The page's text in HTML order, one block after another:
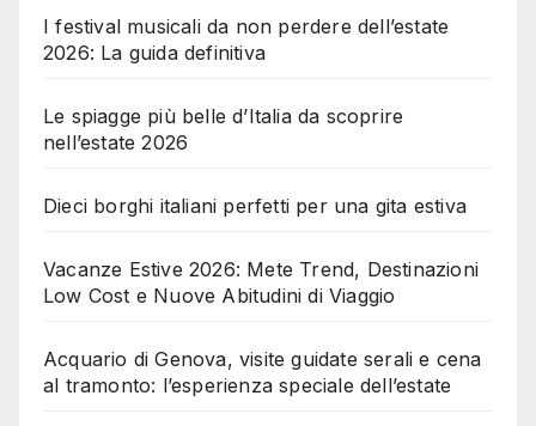
I festival musicali da non perdere dell’estate
2026: La guida definitiva
Le spiagge più belle d’Italia da scoprire
nell’estate 2026
Dieci borghi italiani perfetti per una gita estiva
Vacanze Estive 2026: Mete Trend, Destinazioni
Low Cost e Nuove Abitudini di Viaggio
Acquario di Genova, visite guidate serali e cena
al tramonto: l’esperienza speciale dell’estate